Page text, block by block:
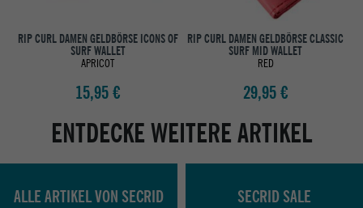
RIP CURL DAMEN GELDBÖRSE ICONS OF
SURF WALLET
APRICOT
15,95 €
RIP CURL DAMEN GELDBÖRSE CLASSIC
SURF MID WALLET
RED
29,95 €
ENTDECKE WEITERE ARTIKEL
ALLE ARTIKEL VON SECRID SECRID SALE